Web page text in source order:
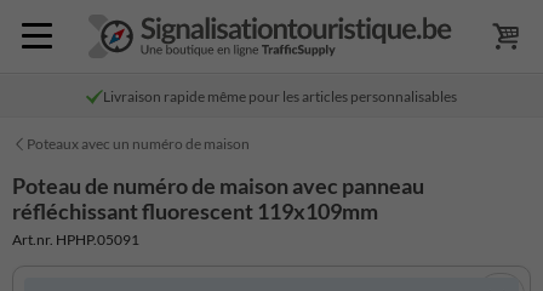
Livraison rapide même pour les articles personnalisables
Poteaux avec un numéro de maison
Poteau de numéro de maison avec panneau
réfléchissant fluorescent 119x109mm
Art.nr. HPHP.05091